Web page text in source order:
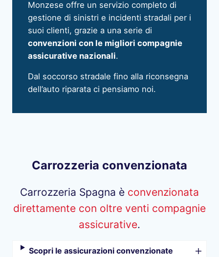
Monzese offre un servizio completo di
gestione di sinistri e incidenti stradali per i
suoi clienti, grazie a una serie di
convenzioni con le migliori compagnie
assicurative nazionali.
Dal soccorso stradale fino alla riconsegna
dell’auto riparata ci pensiamo noi.
Carrozzeria convenzionata
Carrozzeria Spagna è convenzionata
direttamente con oltre venti compagnie
assicurative.
Scopri le assicurazioni convenzionate